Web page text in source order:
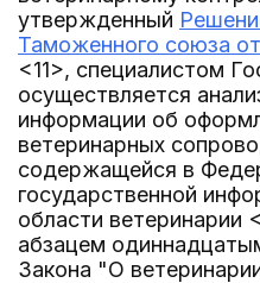
утвержденный
Таможенного союза
<11>, специалистом
осуществляется
информации об
ветеринарных
содержащейся в
государственной
области ветеринарии
абзацем
Закона "О